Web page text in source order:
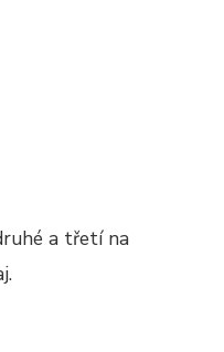
a třetí na